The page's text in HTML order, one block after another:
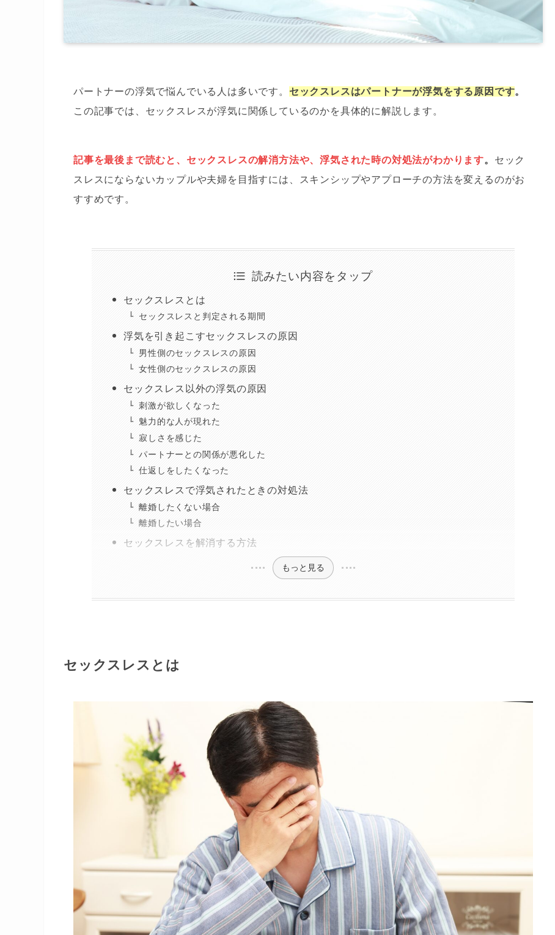
パートナーの浮気で悩んでいる人は多いです。 セックスレスはパートナーが浮気をする原因です。
この記事では、セックスレスが浮気に関係しているのかを具体的に解説します。
記事を最後まで読むと、セックスレスの解消方法や、浮気された時の対処法がわかります。 セック
スレスにならないカップルや夫婦を目指すには、スキンシップやアプローチの方法を変えるのがお
すすめです。
読みたい内容をタップ
セックスレスとは
セックスレスと判定される期間
浮気を引き起こすセックスレスの原因
男性側のセックスレスの原因
女性側のセックスレスの原因
セックスレス以外の浮気の原因
刺激が欲しくなった
魅力的な人が現れた
寂しさを感じた
パートナーとの関係が悪化した
仕返しをしたくなった
セックスレスで浮気されたときの対処法
離婚したくない場合
離婚したい場合
セックスレスを解消する方法
もっと見る
セックスレスとは